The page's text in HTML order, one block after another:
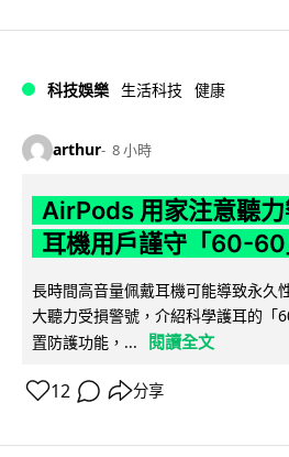
科技娛樂 生活科技 健康
arthur 8 小時
AirPods 用家注意聽
耳機用戶謹守「60-
長時間高音量佩戴耳機可能導致永久
大聽力受損警號，介紹科學護耳的「
置防護功能，...
閱讀全文
12 分享